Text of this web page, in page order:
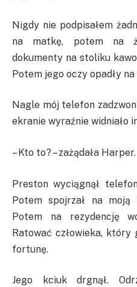
Nigdy nie podpisałem
na matkę, potem na
dokumenty na stoliku
Potem jego oczy opadły na
Nagle mój telefon
ekranie wyraźnie widniało
– Kto to? – zażądała Harper.
Preston wyciągnął
Potem spojrzał na
Potem na rezydencję
Ratować człowieka, który
fortunę.
Jego kciuk drgnął.